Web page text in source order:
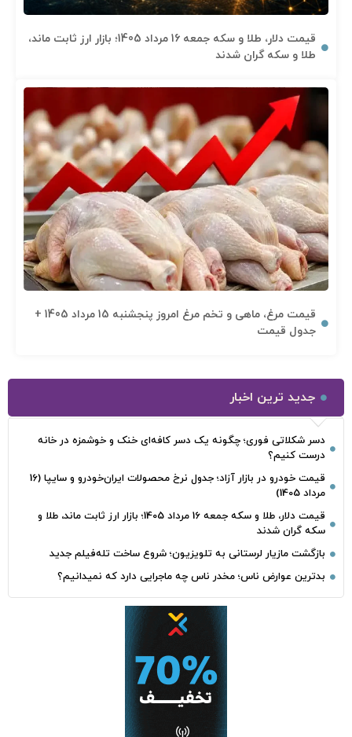
قیمت دلار، طلا و سکه جمعه 16 مرداد 1405؛ بازار ارز ثابت ماند،
طلا و سکه گران شدند
قیمت مرغ، ماهی و تخم مرغ امروز پنجشنبه 15 مرداد 1405 +
جدول قیمت
جدید ترین اخبار
دسر شکلاتی فوری؛ چگونه یک دسر کافه‌ای خنک و خوشمزه در خانه
درست کنیم؟
قیمت خودرو در بازار آزاد؛ جدول نرخ محصولات ایران‌خودرو و سایپا (16
مرداد 1405)
قیمت دلار، طلا و سکه جمعه 16 مرداد 1405؛ بازار ارز ثابت ماند، طلا و
سکه گران شدند
بازگشت مازیار لرستانی به تلویزیون؛ شروع ساخت تله‌فیلم جدید
بدترین عوارض ناس؛ مخدر ناس چه ماجرایی دارد که نمیدانیم؟